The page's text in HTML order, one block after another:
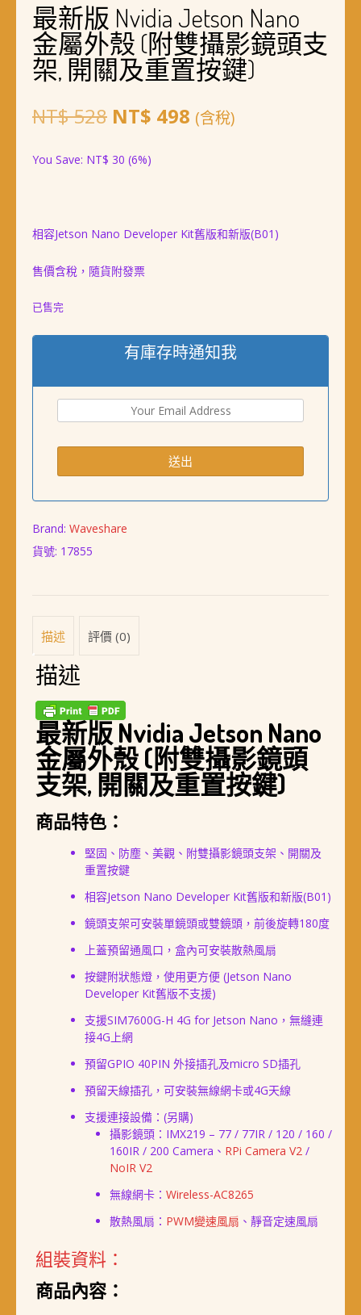
最新版 Nvidia Jetson Nano
金屬外殼 (附雙攝影鏡頭支
架, 開關及重置按鍵)
NT$528 原
價
NT$ 528。
NT$ 498 目
NT$ 498。
(含稅)
You Save: NT$ 30 (6%)
相容Jetson Nano Developer Kit舊版和新版(B01)
售價含稅，隨貨附發票
已售完
有庫存時通知我
Brand: Waveshare
貨號: 17855
描述 評價 (0)
描述
最新版 Nvidia Jetson Nano
金屬外殼 (附雙攝影鏡頭
支架, 開關及重置按鍵)
商品特色：
堅固、防塵、美觀、附雙攝影鏡頭支架、開關及
重置按鍵
相容Jetson Nano Developer Kit舊版和新版(B01)
鏡頭支架可安裝單鏡頭或雙鏡頭，前後旋轉180度
上蓋預留通風口，盒內可安裝散熱風扇
按鍵附狀態燈，使用更方便 (Jetson Nano
Developer Kit舊版不支援)
支援SIM7600G-H 4G for Jetson Nano，無縫連
接4G上網
預留GPIO 40PIN 外接插孔及micro SD插孔
預留天線插孔，可安裝無線網卡或4G天線
支援連接設備：(另購)
攝影鏡頭：IMX219 – 77 / 77IR / 120 / 160 /
160IR / 200 Camera、 RPi Camera V2 /
NoIR V2
無線網卡： Wireless-AC8265
散熱風扇： PWM變速風扇 、靜音定速風扇
組裝資料：
商品內容：